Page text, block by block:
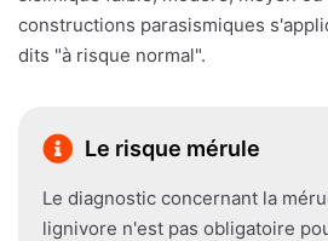
constructions parasismiques
dits "à risque normal".
Le risque mérule
Le diagnostic concernant la
lignivore n'est pas obligatoire